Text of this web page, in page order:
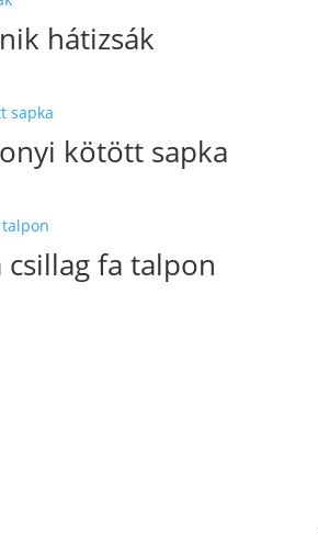
hátizsák
kötött sapka
csillag fa talpon